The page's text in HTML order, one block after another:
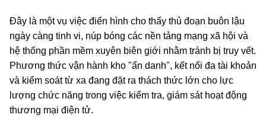
Đây là một vụ việc điển hình cho thấy thủ đoạn buôn lậu
ngày càng tinh vi, núp bóng các nền tảng mạng xã hội và
hệ thống phần mềm xuyên biên giới nhằm tránh bị truy vết.
Phương thức vận hành kho "ẩn danh", kết nối đa tài khoản
và kiểm soát từ xa đang đặt ra thách thức lớn cho lực
lượng chức năng trong việc kiểm tra, giám sát hoạt động
thương mại điện tử.